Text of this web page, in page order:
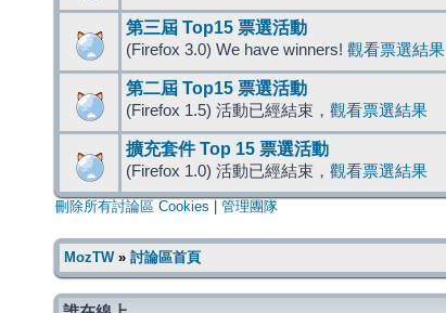
第三屆 Top15 票選活動
(Firefox 3.0) We have winners! 觀看票選結果
第二屆 Top15 票選活動
(Firefox 1.5) 活動已經結束， 觀看票選結果
擴充套件 Top 15 票選活動
(Firefox 1.0) 活動已經結束， 觀看票選結果
刪除所有討論區 Cookies 管理團隊
MozTW» 討論區首頁